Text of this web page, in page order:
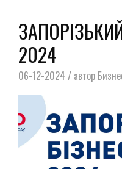
2024
06-12-2024 / автор